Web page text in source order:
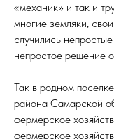
«механик» и так и
многие земляки,
случились
непростое решение
Так в родном
района Самарской
фермерское
фермерское